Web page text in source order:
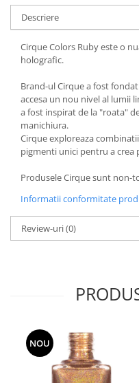
Descriere
Cirque Colors Ruby este o
holografic.
Brand-ul Cirque a fost
accesa un nou nivel al lumii
a fost inspirat de la "roata"
manichiura.
Cirque exploreaza
pigmenti unici pentru a crea
Produsele Cirque sunt non-
Informatii conformitate
Review-uri(0)
NOU